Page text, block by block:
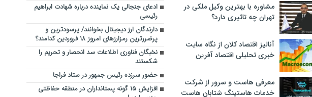
مشاوره با بهترین وکیل ملکی در
تهران چه تاثیری دارد؟
آنالیز اقتصاد کلان از نگاه سایت
خبری تحلیلی اقتصاد آفرین
معرفی هاست و سرور از شرکت
خدمات هاستینگ شتابان هاست
ادعای جنجالی یک نماینده درباره شهادت ابراهیم
رئیسی
دارندگان ارز دیجیتال بخوانند/ پرسودترین و
پرضررترین رمزارزهای امروز ۱۸ فروردین کدامند؟
نخبگان فناوری اطلاعات سد انحصار و تحریم را
شکستند
حضور سرزده رئیس جمهور در ستاد فراجا
افزایش ۱۵ گونه پستانداران در منطقه حفاظتی